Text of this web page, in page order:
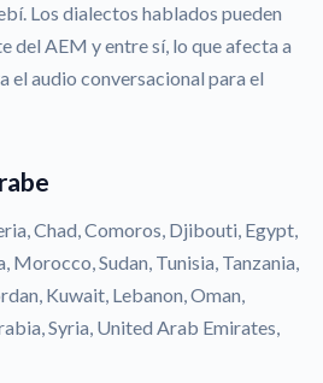
Los dialectos hablados pueden
del AEM y entre sí, lo que afecta a
el audio conversacional para el
Chad, Comoros, Djibouti, Egypt,
Morocco, Sudan, Tunisia, Tanzania,
Kuwait, Lebanon, Oman,
Syria, United Arab Emirates,